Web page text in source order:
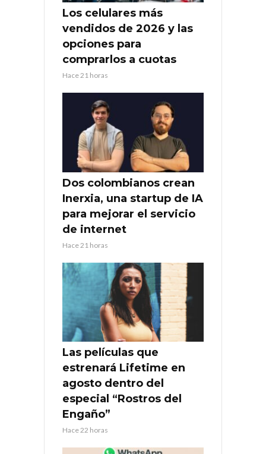
Los celulares más
vendidos de 2026 y las
opciones para
comprarlos a cuotas
Hace 21 horas
Dos colombianos crean
Inerxia, una startup de IA
para mejorar el servicio
de internet
Hace 21 horas
Las películas que
estrenará Lifetime en
agosto dentro del
especial “Rostros del
Engaño”
Hace 22 horas